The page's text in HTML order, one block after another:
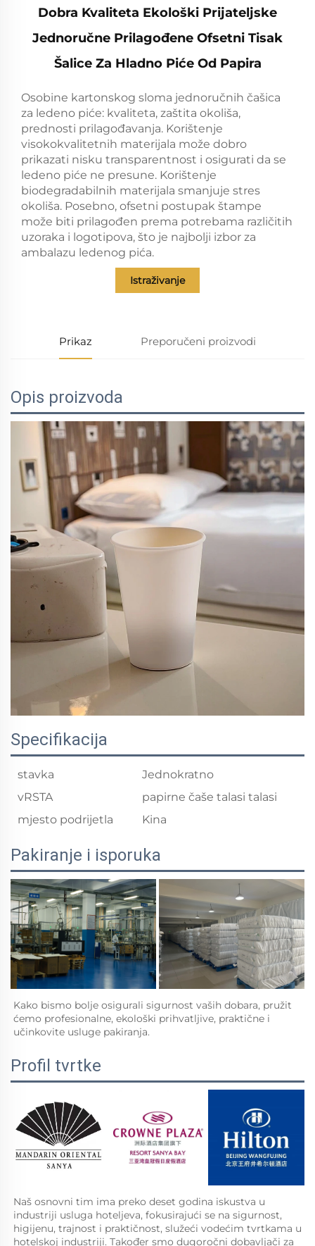
Dobra Kvaliteta Ekološki Prijateljske
Jednoručne Prilagođene Ofsetni Tisak
Šalice Za Hladno Piće Od Papira
Osobine kartonskog sloma jednoručnih čašica
za ledeno piće: kvaliteta, zaštita okoliša,
prednosti prilagođavanja. Korištenje
visokokvalitetnih materijala može dobro
prikazati nisku transparentnost i osigurati da se
ledeno piće ne presune. Korištenje
biodegradabilnih materijala smanjuje stres
okoliša. Posebno, ofsetni postupak štampe
može biti prilagođen prema potrebama različitih
uzoraka i logotipova, što je najbolji izbor za
ambalazu ledenog pića.
Istraživanje
Prikaz Preporučeni proizvodi
Opis proizvoda
Specifikacija
stavka
Jednokratno
vRSTA
papirne čaše talasi talasi
mjesto podrijetla
Kina
Pakiranje i isporuka
Kako bismo bolje osigurali sigurnost vaših dobara, pružit
ćemo profesionalne, ekološki prihvatljive, praktične i
učinkovite usluge pakiranja.
Profil tvrtke
Naš osnovni tim ima preko deset godina iskustva u
industriji usluga hoteljeva, fokusirajući se na sigurnost,
higijenu, trajnost i praktičnost, služeći vodećim tvrtkama u
hotelskoj industriji. Također smo dugoročni dobavljači za